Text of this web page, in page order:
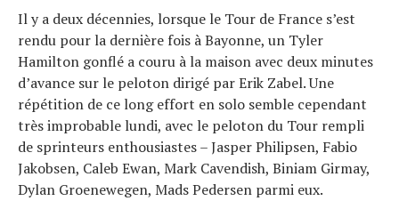
Il y a deux décennies, lorsque le Tour de France s’est
rendu pour la dernière fois à Bayonne, un Tyler
Hamilton gonflé a couru à la maison avec deux minutes
d’avance sur le peloton dirigé par Erik Zabel. Une
répétition de ce long effort en solo semble cependant
très improbable lundi, avec le peloton du Tour rempli
de sprinteurs enthousiastes – Jasper Philipsen, Fabio
Jakobsen, Caleb Ewan, Mark Cavendish, Biniam Girmay,
Dylan Groenewegen, Mads Pedersen parmi eux.
Tendances
Tous nos articles
À propos